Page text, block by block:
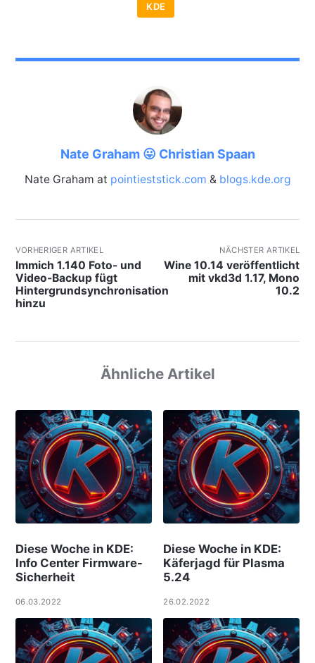
KDE
Nate Graham 😛 Christian Spaan
Nate Graham at pointieststick.com & blogs.kde.org
VORHERIGER ARTIKEL
Immich 1.140 Foto- und
Video-Backup fügt
Hintergrundsynchronisation
hinzu
NÄCHSTER ARTIKEL
Wine 10.14 veröffentlicht
mit vkd3d 1.17, Mono
10.2
Ähnliche Artikel
Diese Woche in KDE:
Info Center Firmware-
Sicherheit
06.03.2022
Diese Woche in KDE:
Käferjagd für Plasma
5.24
26.02.2022